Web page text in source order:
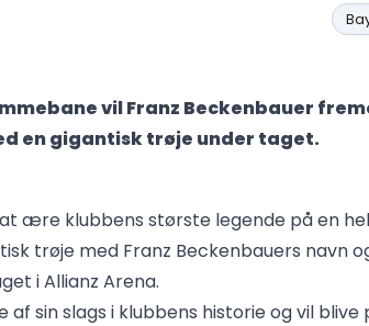
vil Franz Beckenbauer
en gigantisk trøje under taget.
ære klubbens største legende på en
trøje med Franz Beckenbauers navn
i Allianz Arena.
af sin slags i klubbens historie og vil